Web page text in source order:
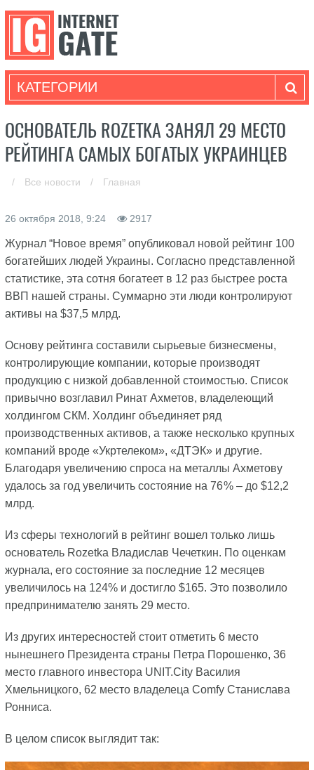
КАТЕГОРИИ
ОСНОВАТЕЛЬ ROZETKA ЗАНЯЛ 29 МЕСТО
РЕЙТИНГА САМЫХ БОГАТЫХ УКРАИНЦЕВ
/ Все новости / Главная
26 октября 2018, 9:24 2917
Журнал “Новое время” опубликовал новой рейтинг 100
богатейших людей Украины. Согласно представленной
статистике, эта сотня богатеет в 12 раз быстрее роста
ВВП нашей страны. Суммарно эти люди контролируют
активы на $37,5 млрд.
Основу рейтинга составили сырьевые бизнесмены,
контролирующие компании, которые производят
продукцию с низкой добавленной стоимостью. Список
привычно возглавил Ринат Ахметов, владелеющий
холдингом СКМ. Холдинг объединяет ряд
производственных активов, а также несколько крупных
компаний вроде «Укртелеком», «ДТЭК» и другие.
Благодаря увеличению спроса на металлы Ахметову
удалось за год увеличить состояние на 76 % – до $12,2
млрд.
Из сферы технологий в рейтинг вошел только лишь
основатель Rozetka Владислав Чечеткин. По оценкам
журнала, его состояние за последние 12 месяцев
увеличилось на 124% и достигло $165. Это позволило
предпринимателю занять 29 место.
Из других интересностей стоит отметить 6 место
нынешнего Президента страны Петра Порошенко, 36
место главного инвестора UNIT.City Василия
Хмельницкого, 62 место владелеца Comfy Станислава
Ронниса.
В целом список выглядит так: